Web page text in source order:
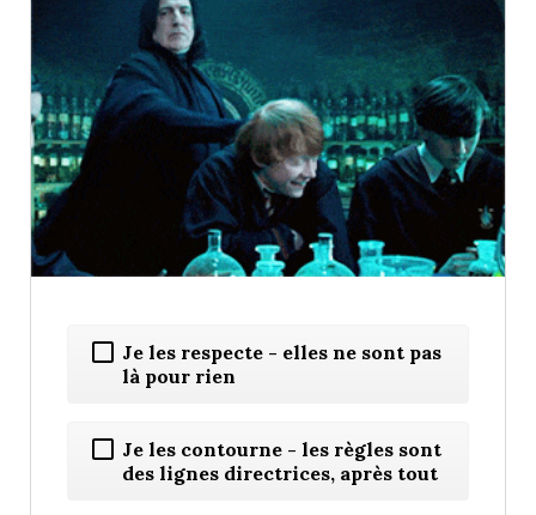
Je les respecte - elles ne sont pas
là pour rien
Je les contourne - les règles sont
des lignes directrices, après tout